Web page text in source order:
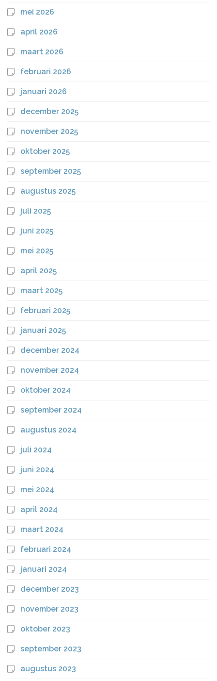
mei 2026
april 2026
maart 2026
februari 2026
januari 2026
december 2025
november 2025
oktober 2025
september 2025
augustus 2025
juli 2025
juni 2025
mei 2025
april 2025
maart 2025
februari 2025
januari 2025
december 2024
november 2024
oktober 2024
september 2024
augustus 2024
juli 2024
juni 2024
mei 2024
april 2024
maart 2024
februari 2024
januari 2024
december 2023
november 2023
oktober 2023
september 2023
augustus 2023